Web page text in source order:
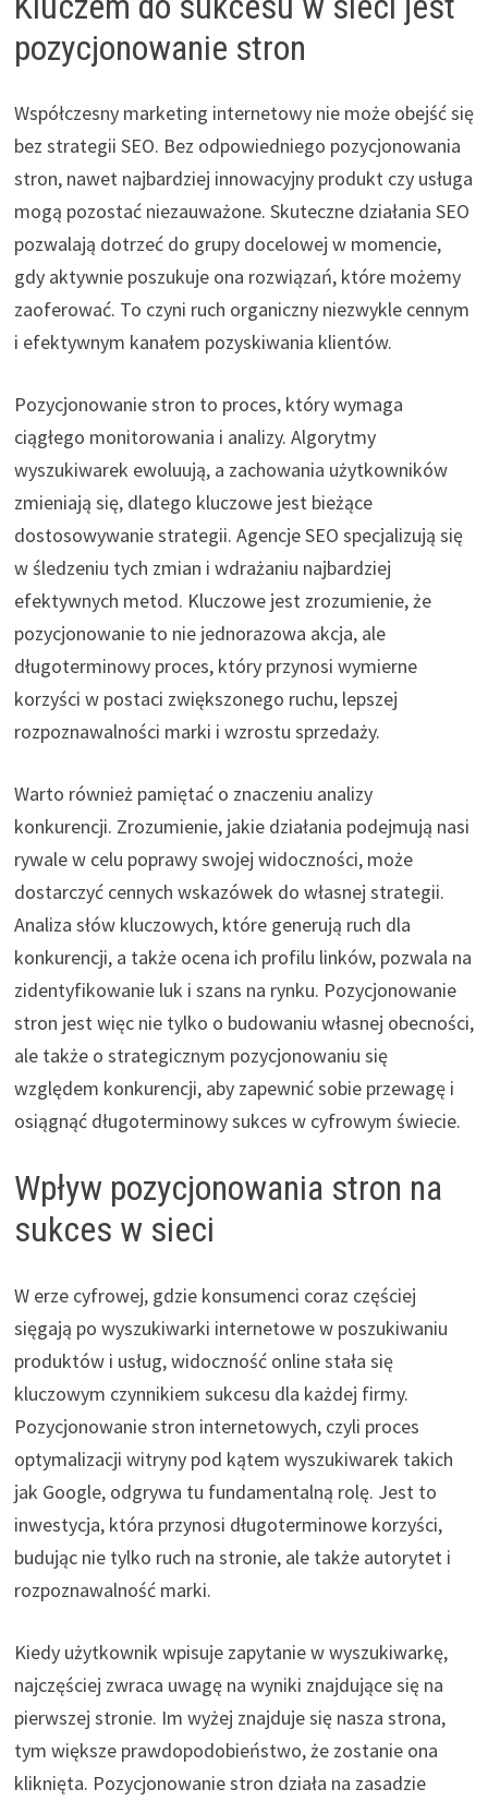
pozycjonowanie stron
Współczesny marketing internetowy nie może obejść się
bez strategii SEO. Bez odpowiedniego pozycjonowania
stron, nawet najbardziej innowacyjny produkt czy usługa
mogą pozostać niezauważone. Skuteczne działania SEO
pozwalają dotrzeć do grupy docelowej w momencie,
gdy aktywnie poszukuje ona rozwiązań, które możemy
zaoferować. To czyni ruch organiczny niezwykle cennym
i efektywnym kanałem pozyskiwania klientów.
Pozycjonowanie stron to proces, który wymaga
ciągłego monitorowania i analizy. Algorytmy
wyszukiwarek ewoluują, a zachowania użytkowników
zmieniają się, dlatego kluczowe jest bieżące
dostosowywanie strategii. Agencje SEO specjalizują się
w śledzeniu tych zmian i wdrażaniu najbardziej
efektywnych metod. Kluczowe jest zrozumienie, że
pozycjonowanie to nie jednorazowa akcja, ale
długoterminowy proces, który przynosi wymierne
korzyści w postaci zwiększonego ruchu, lepszej
rozpoznawalności marki i wzrostu sprzedaży.
Warto również pamiętać o znaczeniu analizy
konkurencji. Zrozumienie, jakie działania podejmują nasi
rywale w celu poprawy swojej widoczności, może
dostarczyć cennych wskazówek do własnej strategii.
Analiza słów kluczowych, które generują ruch dla
konkurencji, a także ocena ich profilu linków, pozwala na
zidentyfikowanie luk i szans na rynku. Pozycjonowanie
stron jest więc nie tylko o budowaniu własnej obecności,
ale także o strategicznym pozycjonowaniu się
względem konkurencji, aby zapewnić sobie przewagę i
osiągnąć długoterminowy sukces w cyfrowym świecie.
Wpływ pozycjonowania stron na
sukces w sieci
W erze cyfrowej, gdzie konsumenci coraz częściej
sięgają po wyszukiwarki internetowe w poszukiwaniu
produktów i usług, widoczność online stała się
kluczowym czynnikiem sukcesu dla każdej firmy.
Pozycjonowanie stron internetowych, czyli proces
optymalizacji witryny pod kątem wyszukiwarek takich
jak Google, odgrywa tu fundamentalną rolę. Jest to
inwestycja, która przynosi długoterminowe korzyści,
budując nie tylko ruch na stronie, ale także autorytet i
rozpoznawalność marki.
Kiedy użytkownik wpisuje zapytanie w wyszukiwarkę,
najczęściej zwraca uwagę na wyniki znajdujące się na
pierwszej stronie. Im wyżej znajduje się nasza strona,
tym większe prawdopodobieństwo, że zostanie ona
kliknięta. Pozycjonowanie stron działa na zasadzie